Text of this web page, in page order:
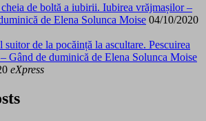
cheia de boltă a iubirii. Iubirea vrăjmașilor –
de Elena Solunca Moise 04/10/2020
suitor de la pocăință la ascultare. Pescuirea
Gând de duminică de Elena Solunca Moise
eXpress